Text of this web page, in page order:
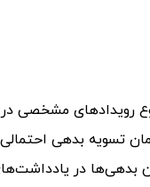
رویدادهای مشخصی در
تسویه بدهی
بدهی‌ها در